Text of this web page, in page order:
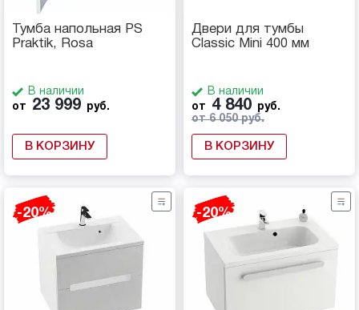
Тумба напольная PS
Praktik, Rosa
В наличии
от
23 999 руб.
В КОРЗИНУ
Двери для тумбы
Classic Mini 400 мм
В наличии
от
4 840
руб.
от 6 050 руб.
В КОРЗИНУ
-20% -20%